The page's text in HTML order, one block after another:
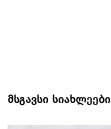
მსგავსი სიახლეები